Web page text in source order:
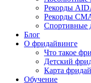
Рекорды
Рекорды
Спортивные
Блог
О фридайвинге
Что такое
Детский
Карта
Обучение